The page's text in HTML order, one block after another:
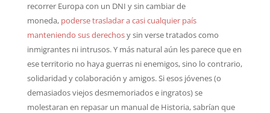
recorrer Europa con un DNI y sin cambiar de
moneda, poderse trasladar a casi cualquier país
manteniendo sus derechosy sin verse tratados como
inmigrantes ni intrusos. Y más natural aún les parece que en
ese territorio no haya guerras ni enemigos, sino lo contrario,
solidaridad y colaboración y amigos. Si esos jóvenes (o
demasiados viejos desmemoriados e ingratos) se
molestaran en repasar un manual de Historia, sabrían que